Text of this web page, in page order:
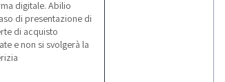
digitale. Abilio
di presentazione di
di acquisto
e non si svolgerà la